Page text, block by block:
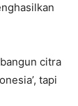
citra
tapi